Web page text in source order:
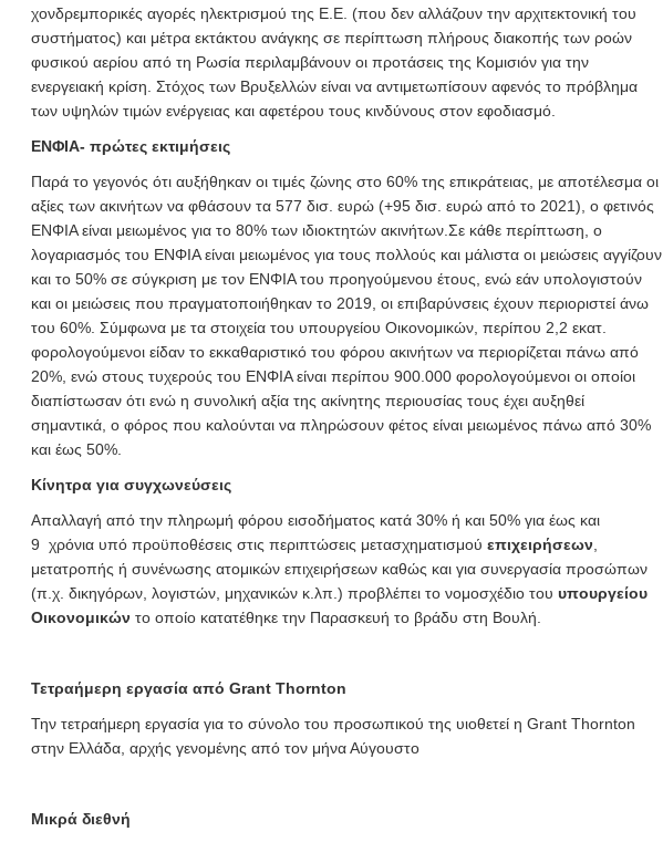
χονδρεμπορικές αγορές ηλεκτρισμού της Ε.Ε. (που δεν αλλάζουν την αρχιτεκτονική του
συστήματος) και μέτρα εκτάκτου ανάγκης σε περίπτωση πλήρους διακοπής των ροών
φυσικού αερίου από τη Ρωσία περιλαμβάνουν οι προτάσεις της Κομισιόν για την
ενεργειακή κρίση. Στόχος των Βρυξελλών είναι να αντιμετωπίσουν αφενός το πρόβλημα
των υψηλών τιμών ενέργειας και αφετέρου τους κινδύνους στον εφοδιασμό.
ΕΝΦΙΑ- πρώτες εκτιμήσεις
Παρά το γεγονός ότι αυξήθηκαν οι τιμές ζώνης στο 60% της επικράτειας, με αποτέλεσμα οι
αξίες των ακινήτων να φθάσουν τα 577 δισ. ευρώ (+95 δισ. ευρώ από το 2021), ο φετινός
ΕΝΦΙΑ είναι μειωμένος για το 80% των ιδιοκτητών ακινήτων.Σε κάθε περίπτωση, ο
λογαριασμός του ΕΝΦΙΑ είναι μειωμένος για τους πολλούς και μάλιστα οι μειώσεις αγγίζουν
και το 50% σε σύγκριση με τον ΕΝΦΙΑ του προηγούμενου έτους, ενώ εάν υπολογιστούν
και οι μειώσεις που πραγματοποιήθηκαν το 2019, οι επιβαρύνσεις έχουν περιοριστεί άνω
του 60%. Σύμφωνα με τα στοιχεία του υπουργείου Οικονομικών, περίπου 2,2 εκατ.
φορολογούμενοι είδαν το εκκαθαριστικό του φόρου ακινήτων να περιορίζεται πάνω από
20%, ενώ στους τυχερούς του ΕΝΦΙΑ είναι περίπου 900.000 φορολογούμενοι οι οποίοι
διαπίστωσαν ότι ενώ η συνολική αξία της ακίνητης περιουσίας τους έχει αυξηθεί
σημαντικά, ο φόρος που καλούνται να πληρώσουν φέτος είναι μειωμένος πάνω από 30%
και έως 50%.
Κίνητρα για συγχωνεύσεις
Απαλλαγή από την πληρωμή φόρου εισοδήματος κατά 30% ή και 50% για έως και
9 χρόνια υπό προϋποθέσεις στις περιπτώσεις μετασχηματισμού επιχειρήσεων,
μετατροπής ή συνένωσης ατομικών επιχειρήσεων καθώς και για συνεργασία προσώπων
(π.χ. δικηγόρων, λογιστών, μηχανικών κ.λπ.) προβλέπει το νομοσχέδιο του υπουργείου
Οικονομικών το οποίο κατατέθηκε την Παρασκευή το βράδυ στη Βουλή.
Τετραήμερη εργασία από Grant Thornton
Την τετραήμερη εργασία για το σύνολο του προσωπικού της υιοθετεί η Grant Thornton
στην Ελλάδα, αρχής γενομένης από τον μήνα Αύγουστο
Μικρά διεθνή